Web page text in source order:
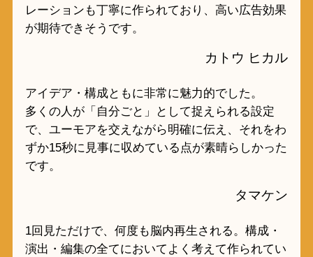
レーションも丁寧に作られており、高い広告効果
が期待できそうです。
カトウ ヒカル
アイデア・構成ともに非常に魅力的でした。
多くの人が「自分ごと」として捉えられる設定
で、ユーモアを交えながら明確に伝え、それをわ
ずか15秒に見事に収めている点が素晴らしかった
です。
タマケン
1回見ただけで、何度も脳内再生される。構成・
演出・編集の全てにおいてよく考えて作られてい